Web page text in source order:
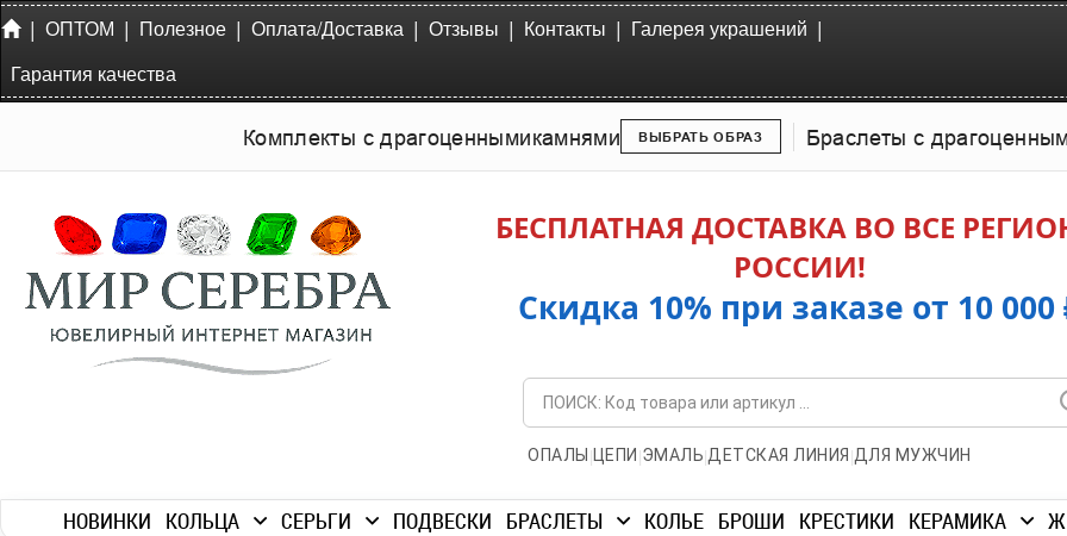
| ОПТОМ | Полезное | Оплата/Доставка | Отзывы | Контакты | Галерея украшений |
Гарантия качества
Комплекты с драгоценнымикамнями ВЫБРАТЬ ОБРАЗ Браслеты с
БЕСПЛАТНАЯ ДОСТАВКА ВО ВСЕ
РОССИИ!
Скидка 10% при заказе от 10 000
ОПАЛЫ | ЦЕПИ |ЭМАЛЬ|ДЕТСКАЯ ЛИНИЯ |ДЛЯ МУЖЧИН
НОВИНКИ КОЛЬЦА СЕРЬГИ ПОДВЕСКИ БРАСЛЕТЫ КОЛЬЕ БРОШИ КРЕСТИКИ КЕРАМИКА